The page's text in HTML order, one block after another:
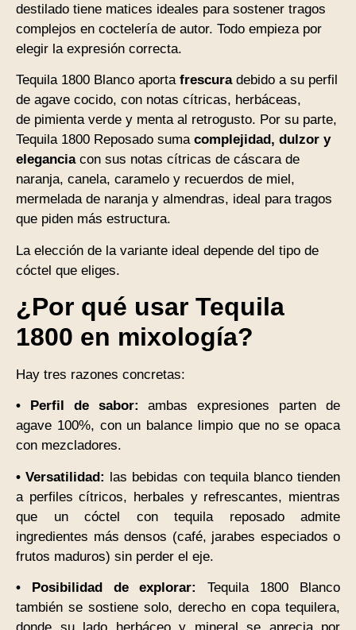
destilado tiene matices ideales para sostener tragos
complejos en coctelería de autor. Todo empieza por
elegir la expresión correcta.
Tequila 1800 Blanco aporta frescuradebido a su perfil
de agave cocido, con notas cítricas, herbáceas,
de pimienta verde y menta al retrogusto. Por su parte,
Tequila 1800 Reposado suma complejidad, dulzor y
eleganciacon sus notas cítricas de cáscara de
naranja, canela, caramelo y recuerdos de miel,
mermelada de naranja y almendras, ideal para tragos
que piden más estructura.
La elección de la variante ideal depende del tipo de
cóctel que eliges.
¿Por qué usar Tequila
1800 en mixología?
Hay tres razones concretas:
• Perfil de sabor: ambas expresiones parten de
agave 100%, con un balance limpio que no se opaca
con mezcladores.
• Versatilidad: las bebidas con tequila blanco tienden
a perfiles cítricos, herbales y refrescantes, mientras
que un cóctel con tequila reposado admite
ingredientes más densos (café, jarabes especiados o
frutos maduros) sin perder el eje.
• Posibilidad de explorar:
Tequila 1800 Blanco
también se sostiene solo, derecho en copa tequilera,